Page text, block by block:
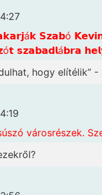
𝗦𝘇𝗮𝗯ó
𝘀𝘇𝗮𝗯𝗮𝗱𝗹á𝗯𝗿𝗮
hogy elítélik” -
városrészek.